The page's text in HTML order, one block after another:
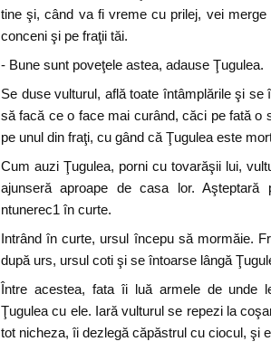
tine şi, când va fi vreme cu prilej, vei
conceni şi pe fraţii tăi.
- Bune sunt poveţele astea, adause Ţugulea.
Se duse vulturul, află toate întâmplările şi
să facă ce o face mai curând, căci pe fată o
pe unul din fraţi, cu gând că Ţugulea este
Cum auzi Ţugulea, porni cu tovarăşii lui,
ajunseră aproape de casa lor.
ntunerec1 în curte.
Intrând în curte, ursul începu să mormăie.
după urs, ursul coti şi se întoarse lângă
Între acestea, fata îi luă armele de unde
Ţugulea cu ele. Iară vulturul se repezi la
tot nicheza, îi dezlegă căpăstrul cu ciocul, şi